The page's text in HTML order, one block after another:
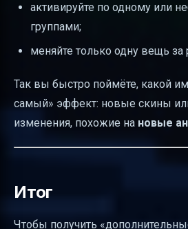
активируйте по одному или
группами;
меняйте только одну вещь за
Так вы быстро поймёте, какой
самый» эффект: новые скины
изменения, похожие на новые
Итог
Чтобы получить